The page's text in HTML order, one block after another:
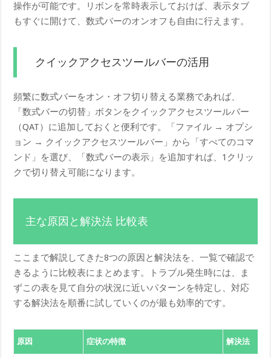
操作が可能です。リボンを常時表示しておけば、表示タブ
もすぐに開けて、数式バーのオンオフも自由に行えます。
クイックアクセスツールバーの活用
頻繁に数式バーをオン・オフ切り替える業務であれば、
「数式バーの切替」ボタンをクイックアクセスツールバー
（QAT）に追加しておくと便利です。「ファイル → オプシ
ョン → クイックアクセスツールバー」から「すべてのコマ
ンド」を選び、「数式バーの表示」を追加すれば、1クリッ
クで切り替え可能になります。
主な原因と解決法 比較表
ここまで解説してきた8つの原因と解決法を、一覧で確認で
きるように比較表にまとめます。トラブル発生時には、ま
ずこの表を見て自分の状況に近いパターンを特定し、対応
する解決法を順番に試していくのが最も効率的です。
原因 症状の特徴 解決法